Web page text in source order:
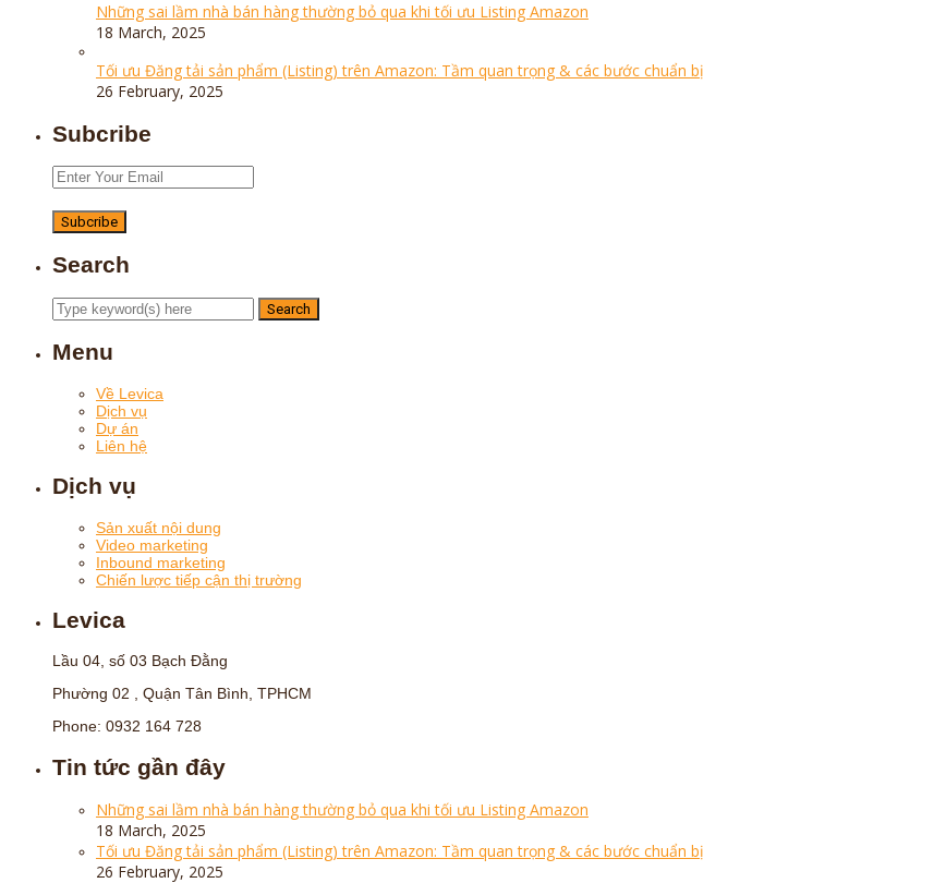
Những sai lầm nhà bán hàng thường bỏ qua khi tối ưu Listing Amazon
18 March, 2025
Tối ưu Đăng tải sản phẩm (Listing) trên Amazon: Tầm quan trọng & các bước chuẩn bị
26 February, 2025
Subcribe
Search
Menu
Về Levica
Dịch vụ
Dự án
Liên hệ
Dịch vụ
Sản xuất nội dung
Video marketing
Inbound marketing
Chiến lược tiếp cận thị trường
Levica
Lầu 04, số 03 Bạch Đằng
Phường 02 , Quận Tân Bình, TPHCM
Phone: 0932 164 728
Tin tức gần đây
Những sai lầm nhà bán hàng thường bỏ qua khi tối ưu Listing Amazon
18 March, 2025
Tối ưu Đăng tải sản phẩm (Listing) trên Amazon: Tầm quan trọng & các bước chuẩn bị
26 February, 2025